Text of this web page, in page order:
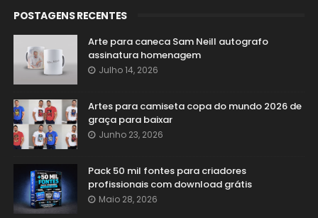
POSTAGENS RECENTES
Arte para caneca Sam Neill autografo
assinatura homenagem
Julho 14, 2026
Artes para camiseta copa do mundo 2026 de
graça para baixar
Junho 23, 2026
Pack 50 mil fontes para criadores
profissionais com download grátis
Maio 28, 2026